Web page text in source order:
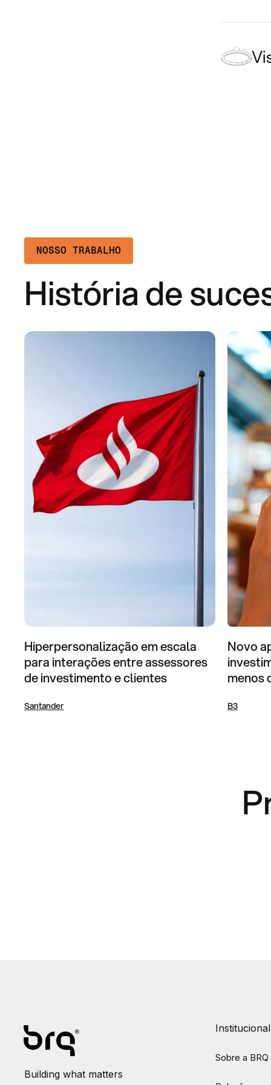
NOSSO TRABALHO
História de
Hiperpersonalização em escala
para interações entre assessores
de investimento e clientes
Santander
Novo
menos
B3
Building what matters
Institucional
Sobre a BRQ